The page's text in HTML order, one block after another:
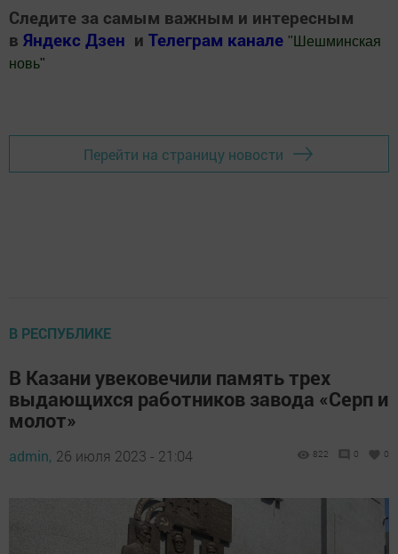
Следите за самым важным и интересным
в Яндекс Дзен и Телеграм канале " Шешминская
новь"
Перейти на страницу новости
В РЕСПУБЛИКЕ
В Казани увековечили память трех
выдающихся работников завода «Серп и
молот»
admin, 26 июля 2023 - 21:04 822 0 0